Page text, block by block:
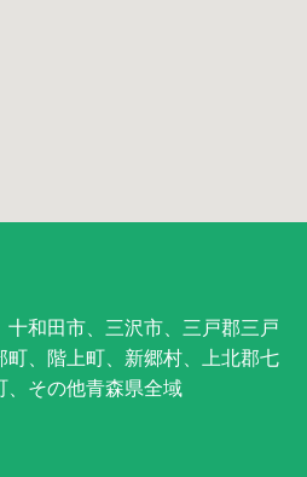
和田市、三沢市、三戸郡三戸
、階上町、新郷村、上北郡七
、その他青森県全域